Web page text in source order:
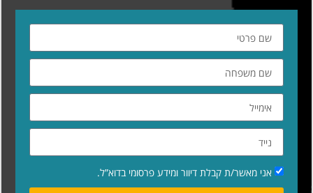
אני מאשר/ת קבלת דיוור ומידע פרסומי בדוא”ל.